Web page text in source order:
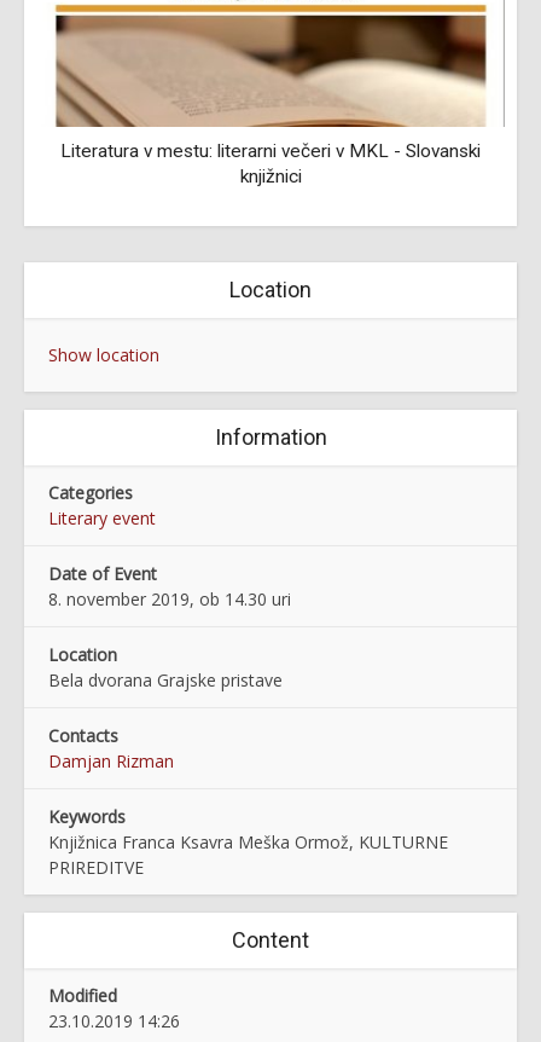
Literatura v mestu: literarni večeri v MKL - Slovanski
knjižnici
Location
Show location
Information
Categories
Literary event
Date of Event
8. november 2019, ob 14.30 uri
Location
Bela dvorana Grajske pristave
Contacts
Damjan Rizman
Keywords
Knjižnica Franca Ksavra Meška Ormož, KULTURNE
PRIREDITVE
Content
Modified
23.10.2019 14:26